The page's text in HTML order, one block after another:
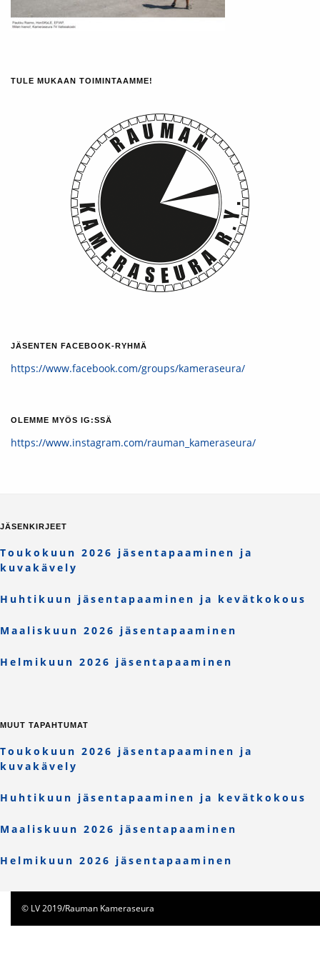
TULE MUKAAN TOIMINTAAMME!
JÄSENTEN FACEBOOK-RYHMÄ
https://www.facebook.com/groups/kameraseura/
OLEMME MYÖS IG:SSÄ
https://www.instagram.com/rauman_kameraseura/
JÄSENKIRJEET
Toukokuun 2026 jäsentapaaminen ja
kuvakävely
Huhtikuun jäsentapaaminen ja kevätkokous
Maaliskuun 2026 jäsentapaaminen
Helmikuun 2026 jäsentapaaminen
MUUT TAPAHTUMAT
Toukokuun 2026 jäsentapaaminen ja
kuvakävely
Huhtikuun jäsentapaaminen ja kevätkokous
Maaliskuun 2026 jäsentapaaminen
Helmikuun 2026 jäsentapaaminen
© LV 2019/Rauman Kameraseura